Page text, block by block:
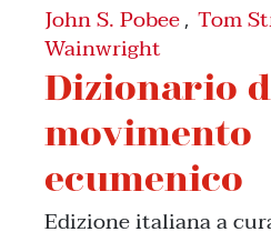
John S. Pobee , Tom
Wainwright
Dizionario
movimento
ecumenico
Edizione italiana a